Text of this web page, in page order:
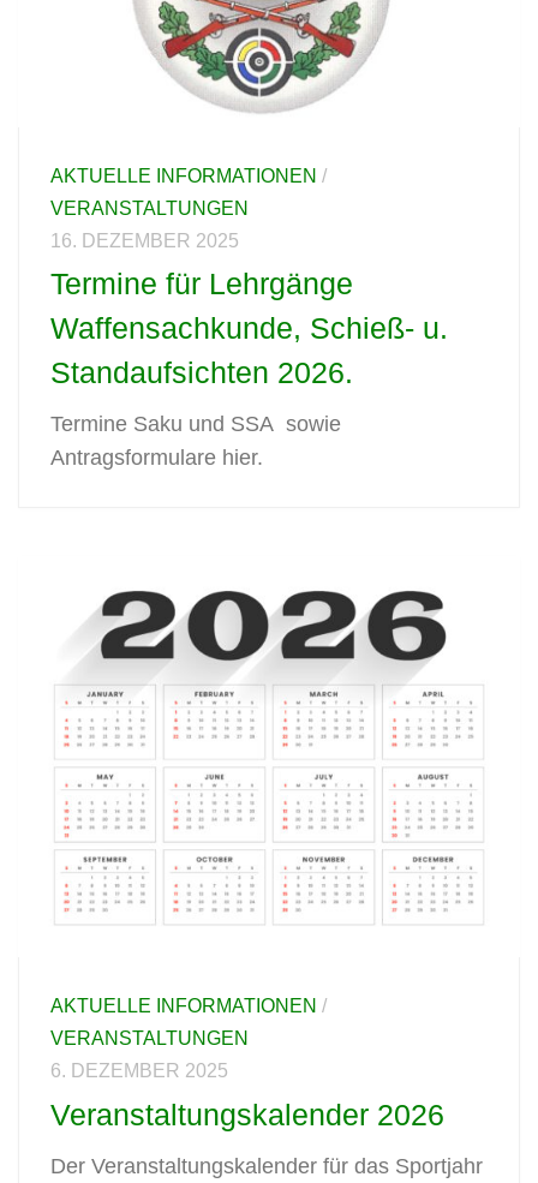
AKTUELLE INFORMATIONEN /
VERANSTALTUNGEN
16. DEZEMBER 2025
Termine für Lehrgänge
Waffensachkunde, Schieß- u.
Standaufsichten 2026.
Termine Saku und SSA sowie
Antragsformulare hier.
AKTUELLE INFORMATIONEN /
VERANSTALTUNGEN
6. DEZEMBER 2025
Veranstaltungskalender 2026
Der Veranstaltungskalender für das Sportjahr